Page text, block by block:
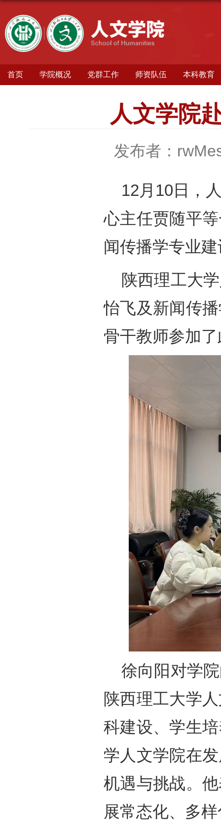
首页 学院概况 党群工作 师资队伍 本科教育
人文学院
发布者：
12月10日，
心主任贾随平
闻传播学专业
陕西理工大
怡飞及新闻传
骨干教师参加
徐向阳对学
陕西理工大学
科建设、学生
学人文学院在
机遇与挑战。
展常态化、多